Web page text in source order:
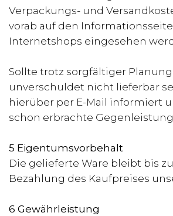
Verpackungs- und
vorab auf den
Internetshops eingesehen
Sollte trotz sorgfältiger Planung
unverschuldet nicht lieferbar
hierüber per E-Mail informiert
schon erbrachte
5 Eigentumsvorbehalt
Die gelieferte Ware bleibt bis
Bezahlung des Kaufpreises
6 Gewährleistung